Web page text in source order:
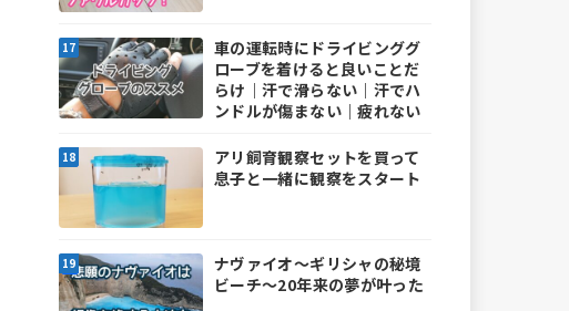
車の運転時にドライビンググ
ローブを着けると良いことだ
らけ｜汗で滑らない｜汗でハ
ンドルが傷まない｜疲れない
アリ飼育観察セットを買って
息子と一緒に観察をスタート
ナヴァイオ～ギリシャの秘境
ビーチ～20年来の夢が叶った